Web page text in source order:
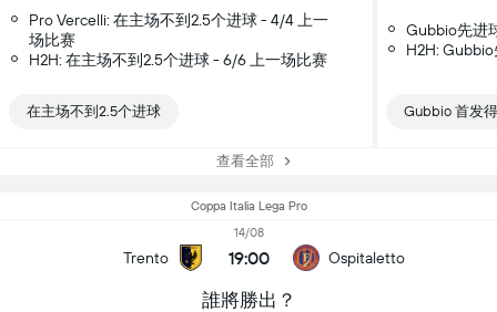
Pro Vercelli: 在主场不到2.5个进球 - 4/4 上一
场比赛
H2H: 在主场不到2.5个进球 - 6/6 上一场比赛
在主场不到2.5个进球
Gubbio先进
H2H:
Gubbio 首发
查看全部
Coppa Italia Lega Pro
Trento
14/08
19:00 Ospitaletto
誰將勝出？